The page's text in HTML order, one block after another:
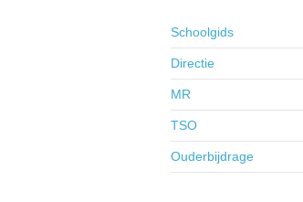
Schoolgids
Directie
MR
TSO
Ouderbijdrage